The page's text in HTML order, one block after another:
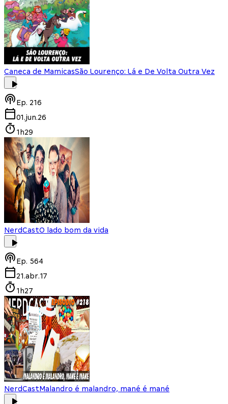
Caneca de MamicasSão Lourenço: Lá e De Volta Outra Vez
Ep. 216
01.jun.26
1h29
NerdCastO lado bom da vida
Ep. 564
21.abr.17
1h27
NerdCastMalandro é malandro, mané é mané